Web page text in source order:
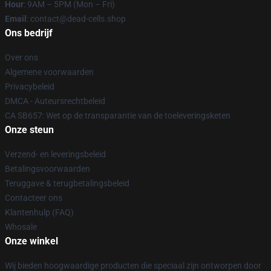
Hour: 9AM – 5PM (Mon – Fri)
Email : contact@dead-cells.shop
Ons bedrijf
Over ons
Algemene voorwaarden
Privacybeleid
DMCA - Auteursrechtbeleid
CA SB657: Wet op de transparantie van de toeleveringsketen
Onze steun
Verzend- en leveringsbeleid
Betalingsvoorwaarden
Teruggave & terugbetalingsbeleid
Contacteer ons
Klantenhulp (FAQ)
Whosale
Onze winkel
Wij bieden hoogwaardige producten die speciaal zijn ontworpen door